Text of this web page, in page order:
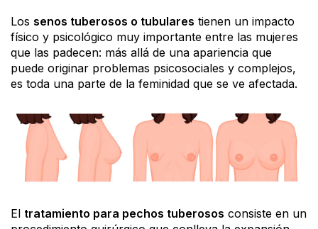
Los senos tuberosos o tubulares tienen un impacto
físico y psicológico muy importante entre las mujeres
que las padecen: más allá de una apariencia que
puede originar problemas psicosociales y complejos,
es toda una parte de la feminidad que se ve afectada.
El tratamiento para pechos tuberosos consiste en un